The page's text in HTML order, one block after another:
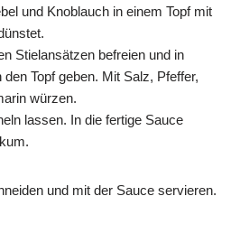
und Knoblauch in einem Topf mit
Stielansätzen befreien und in
Topf geben. Mit Salz, Pfeffer,
würzen.
lassen. In die fertige Sauce
und mit der Sauce servieren.